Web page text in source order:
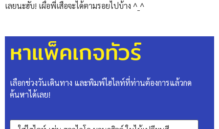
เลยนะฮับ! เผื่อพี่เสือจะได้ตามรอยไปบ้าง ^_^
หาแพ็คเกจทัวร์
เลือกช่วงวันเดินทาง และพิมพ์ไฮไลท์ที่ท่านต้องการแล้วกด
ค้นหาได้เลย!